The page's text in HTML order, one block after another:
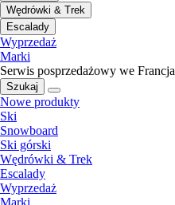
Wędrówki & Trek
Escalady
Wyprzedaż
Marki
Serwis posprzedażowy we Francja
Szukaj
Nowe produkty
Ski
Snowboard
Ski górski
Wędrówki & Trek
Escalady
Wyprzedaż
Marki